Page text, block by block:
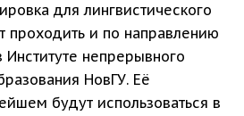
для лингвистического
проходить и по направлению
Институте непрерывного
НовГУ. Её
будут использоваться в